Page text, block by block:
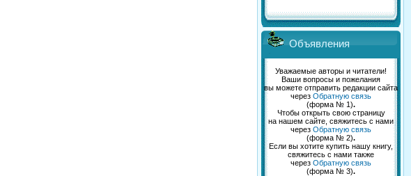
Объявления
Уважаемые авторы и читатели!
Ваши вопросы и пожелания
вы можете отправить редакции сайта
через Обратную связь
(форма № 1).
Чтобы открыть свою страницу
на нашем сайте, свяжитесь с нами
через Обратную связь
(форма № 2).
Если вы хотите купить нашу книгу,
свяжитесь с нами также
через Обратную связь
(форма № 3).